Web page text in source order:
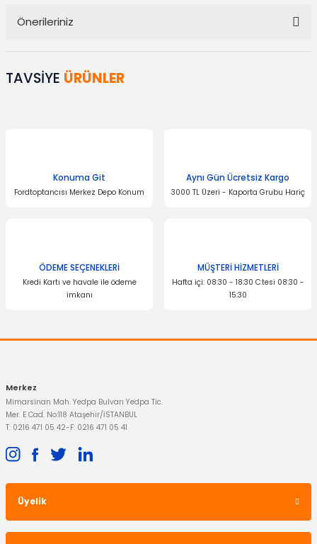
Önerileriniz
konularda yetersiz gördüğünüz noktaları öneri formunu kullanarak
tarafımıza iletebilirsiniz.
Ürün bilgilerinde hatalar bulunuyor.
Ürün fiyatı diğer sitelerden daha pahalı.
TAVSİYE ÜRÜNLER
103,95 TL
Konuma Git
Fordtoptancısı Merkez Depo Konum
Aynı Gün Ücretsiz Kargo
3000 TL Üzeri - Kaporta Grubu Hariç
ÖDEME SEÇENEKLERİ
Kredi Kartı ve havale ile ödeme
imkanı
MÜŞTERİ HİZMETLERİ
Hafta içi: 08:30 - 18:30 C.tesi 08:30 -
15:30
Merkez
Mimarsinan Mah. Yedpa Bulvarı Yedpa Tic.
Mer. E Cad. No:118 Ataşehir/İSTANBUL
T: 0216 471 05 42-F: 0216 471 05 41
Üyelik